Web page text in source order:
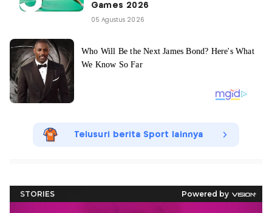
Games 2026
05 Agustus 2026
Telusuri berita Sport lainnya